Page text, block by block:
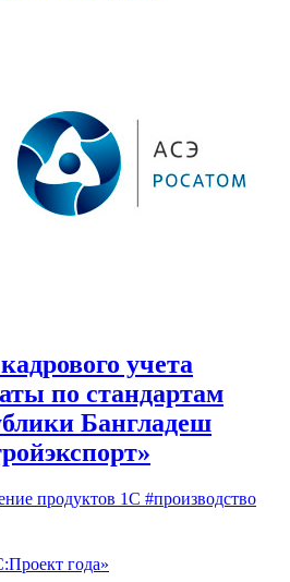
учета
по стандартам
Бангладеш
продуктов 1С #производство
года»